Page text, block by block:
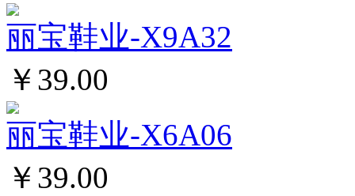
丽宝鞋业-X9A32
￥39.00
丽宝鞋业-X6A06
￥39.00